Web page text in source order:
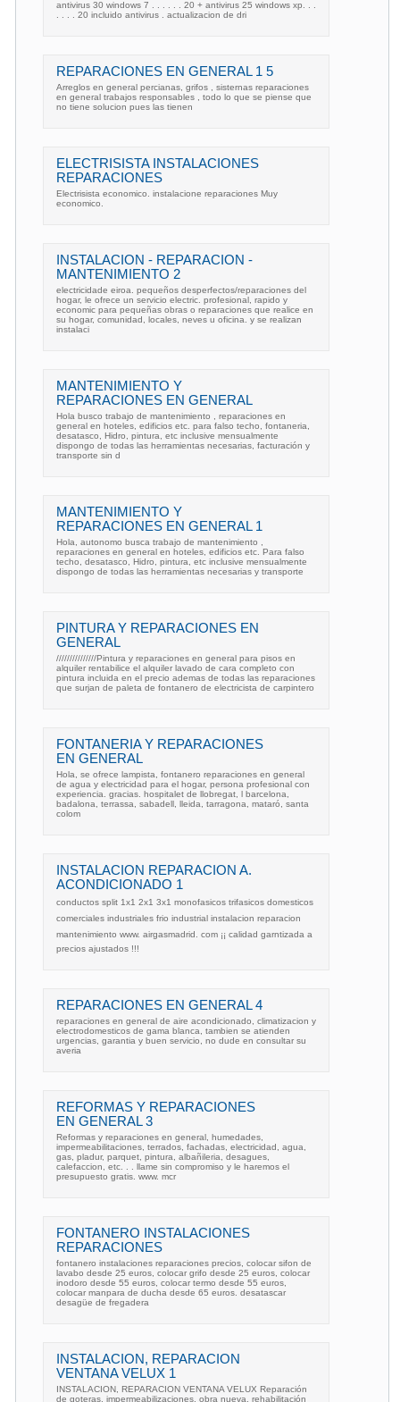
antivirus 30 windows 7 . . . . . . 20 + antivirus 25 windows xp. . .
. . . . 20 incluido antivirus . actualizacion de dri
REPARACIONES EN GENERAL 1 5
Arreglos en general percianas, grifos , sisternas reparaciones
en general trabajos responsables , todo lo que se piense que
no tiene solucion pues las tienen
ELECTRISISTA INSTALACIONES
REPARACIONES
Electrisista economico. instalacione reparaciones Muy
economico.
INSTALACION - REPARACION -
MANTENIMIENTO 2
electricidade eiroa. pequeños desperfectos/reparaciones del
hogar, le ofrece un servicio electric. profesional, rapido y
economic para pequeñas obras o reparaciones que realice en
su hogar, comunidad, locales, neves u oficina. y se realizan
instalaci
MANTENIMIENTO Y
REPARACIONES EN GENERAL
Hola busco trabajo de mantenimiento , reparaciones en
general en hoteles, edificios etc. para falso techo, fontaneria,
desatasco, Hidro, pintura, etc inclusive mensualmente
dispongo de todas las herramientas necesarias, facturación y
transporte sin d
MANTENIMIENTO Y
REPARACIONES EN GENERAL 1
Hola, autonomo busca trabajo de mantenimiento ,
reparaciones en general en hoteles, edificios etc. Para falso
techo, desatasco, Hidro, pintura, etc inclusive mensualmente
dispongo de todas las herramientas necesarias y transporte
PINTURA Y REPARACIONES EN
GENERAL
///////////////Pintura y reparaciones en general para pisos en
alquiler rentabilice el alquiler lavado de cara completo con
pintura incluida en el precio ademas de todas las reparaciones
que surjan de paleta de fontanero de electricista de carpintero
FONTANERIA Y REPARACIONES
EN GENERAL
Hola, se ofrece lampista, fontanero reparaciones en general
de agua y electricidad para el hogar, persona profesional con
experiencia. gracias. hospitalet de llobregat, l barcelona,
badalona, terrassa, sabadell, lleida, tarragona, mataró, santa
colom
INSTALACION REPARACION A.
ACONDICIONADO 1
conductos split 1x1 2x1 3x1 monofasicos trifasicos domesticos
comerciales industriales frio industrial instalacion reparacion
mantenimiento www. airgasmadrid. com ¡¡ calidad garntizada a
precios ajustados !!!
REPARACIONES EN GENERAL 4
reparaciones en general de aire acondicionado, climatizacion y
electrodomesticos de gama blanca, tambien se atienden
urgencias, garantia y buen servicio, no dude en consultar su
averia
REFORMAS Y REPARACIONES
EN GENERAL 3
Reformas y reparaciones en general, humedades,
impermeabilitaciones, terrados, fachadas, electricidad, agua,
gas, pladur, parquet, pintura, albañileria, desagues,
calefaccion, etc. . . llame sin compromiso y le haremos el
presupuesto gratis. www. mcr
FONTANERO INSTALACIONES
REPARACIONES
fontanero instalaciones reparaciones precios, colocar sifon de
lavabo desde 25 euros, colocar grifo desde 25 euros, colocar
inodoro desde 55 euros, colocar termo desde 55 euros,
colocar manpara de ducha desde 65 euros. desatascar
desagüe de fregadera
INSTALACION, REPARACION
VENTANA VELUX 1
INSTALACION, REPARACION VENTANA VELUX Reparación
de goteras, impermeabilizaciones. obra nueva, rehabilitación